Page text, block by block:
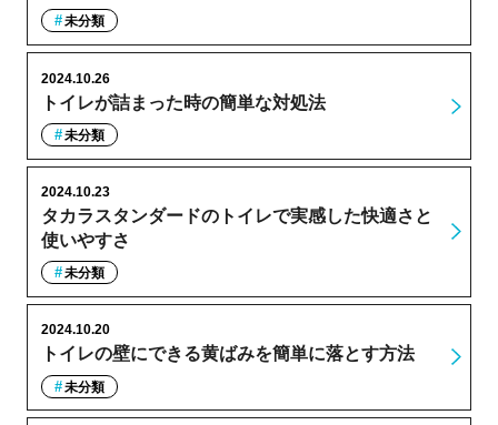
未分類
トイレが詰まった時の簡単な対処法
2024.10.26
未分類
タカラスタンダードのトイレで実感した快適さと
使いやすさ
2024.10.23
未分類
トイレの壁にできる黄ばみを簡単に落とす方法
2024.10.20
未分類